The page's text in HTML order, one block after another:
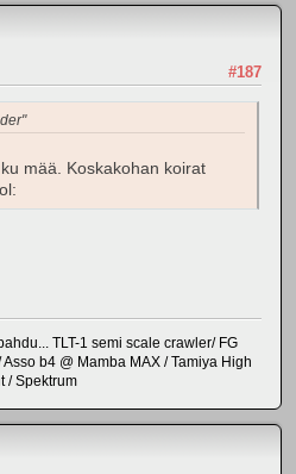
#187
mää. Koskakohan koirat
TLT-1 semi scale crawler/ FG
b4 @ Mamba MAX / Tamiya High
/ Spektrum